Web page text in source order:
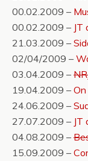
00.02.2009 –
00.02.2009 – JT
21.03.2009 –
02/04/2009 –
03.04.2009 –
19.04.2009 – On
24.06.2009 –
27.07.2009 – JT
04.08.2009 –
15.09.2009 –